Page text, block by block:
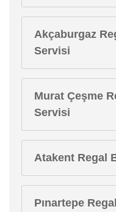
Akçaburgaz
Servisi
Murat Çeşme
Servisi
Atakent Regal
Pınartepe